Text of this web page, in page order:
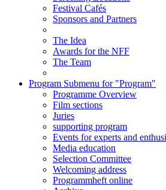
Festival Cafés
Sponsors and Partners
The Idea
Awards for the NFF
The Team
Program Submenu for "Program"
Programme Overview
Film sections
Juries
supporting program
Events for experts and
Media education
Selection Committee
Welcoming address
Programmheft online